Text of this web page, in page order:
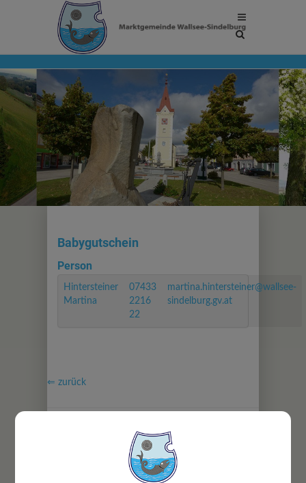
Site
Babygutschein
Person
Hintersteiner
Martina
07433
2216
22
martina.hintersteiner@wallsee-
sindelburg.gv.at
⇐ zurück